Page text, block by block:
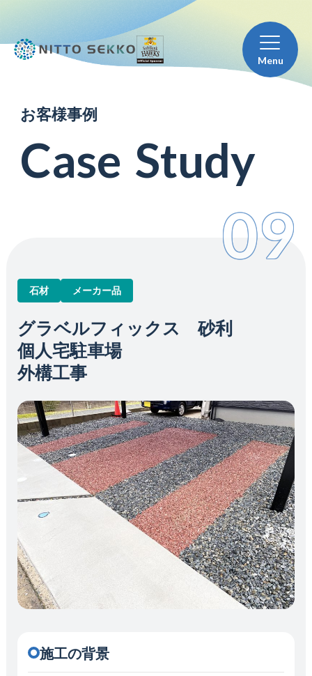
Menu
お客様事例
Case Study
09
石材 メーカー品
グラベルフィックス 砂利
個人宅駐車場
外構工事
施工の背景